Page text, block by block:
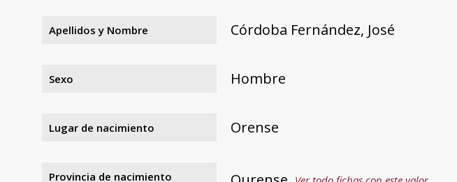
Apellidos y Nombre Córdoba Fernández, José
Sexo Hombre
Lugar de nacimiento Orense
Provincia de nacimiento